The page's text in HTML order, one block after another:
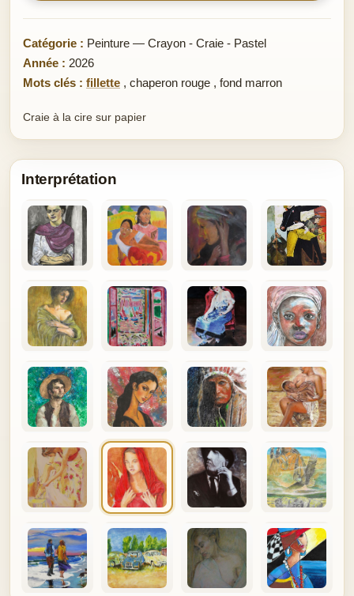
Catégorie : Peinture — Crayon - Craie - Pastel
Année : 2026
Mots clés : fillette , chaperon rouge , fond marron
Craie à la cire sur papier
Interprétation